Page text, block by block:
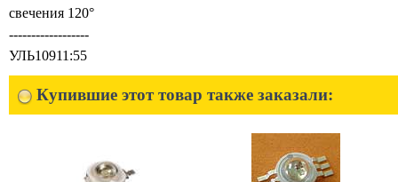
свечения 120°
------------------
УЛЬ10911:55
Купившие этот товар также заказали: